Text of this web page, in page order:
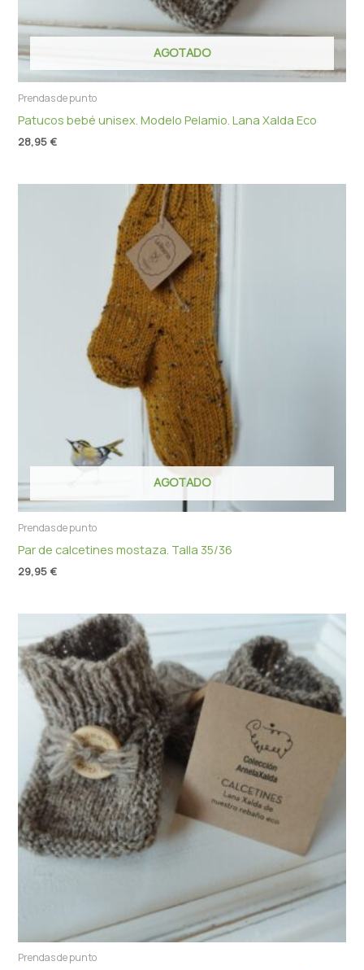
AGOTADO
Prendas de punto
Patucos bebé unisex. Modelo Pelamio. Lana Xalda Eco
28,95 €
AGOTADO
Prendas de punto
Par de calcetines mostaza. Talla 35/36
29,95 €
Prendas de punto